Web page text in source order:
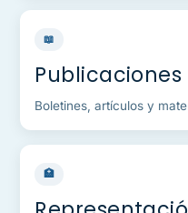
📖
Publicaciones
Boletines, artículos y
🏥